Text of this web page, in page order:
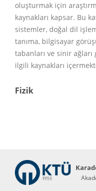
oluşturmak için
kaynakları kapsar. Bu
sistemler, doğal dil
tanıma, bilgisayar
tabanları ve sinir
ilgili kaynakları
Fizik